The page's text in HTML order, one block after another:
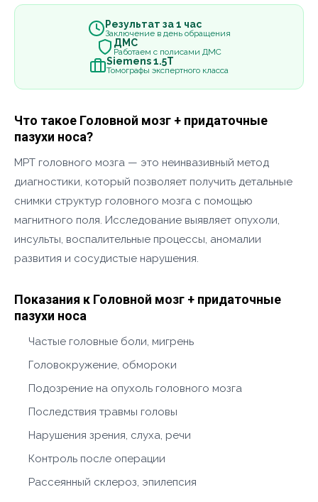
Результат за 1 час
Заключение в день обращения
ДМС
Работаем с полисами ДМС
Siemens 1.5Т
Томографы экспертного класса
Что такое Головной мозг + придаточные
пазухи носа?
МРТ головного мозга — это неинвазивный метод
диагностики, который позволяет получить детальные
снимки структур головного мозга с помощью
магнитного поля. Исследование выявляет опухоли,
инсульты, воспалительные процессы, аномалии
развития и сосудистые нарушения.
Показания к Головной мозг + придаточные
пазухи носа
Частые головные боли, мигрень
Головокружение, обмороки
Подозрение на опухоль головного мозга
Последствия травмы головы
Нарушения зрения, слуха, речи
Контроль после операции
Рассеянный склероз, эпилепсия